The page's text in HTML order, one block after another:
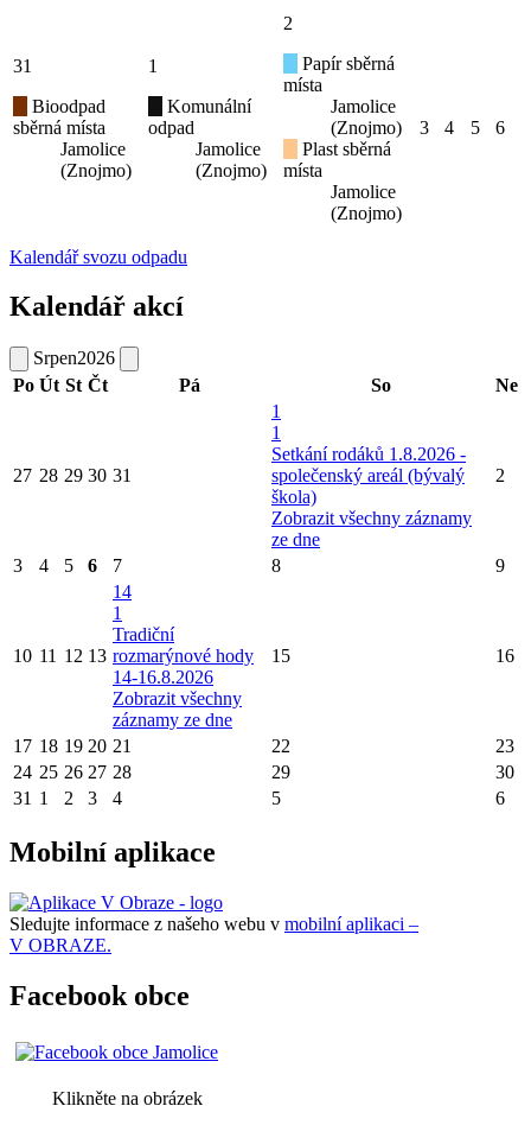
31
Bioodpad
sběrná místa
Jamolice
(Znojmo)
1
Komunální
odpad
Jamolice
(Znojmo)
2
Papír sběrná
místa
Jamolice
(Znojmo)
Plast sběrná
místa
Jamolice
(Znojmo)
3 4 5 6
Kalendář svozu odpadu
Kalendář akcí
Srpen2026
Po Út St Čt Pá So Ne
27 28 29 30 31
1
1
Setkání rodáků 1.8.2026 -
společenský areál (bývalý
škola)
Zobrazit všechny záznamy
ze dne
2
3 4 5 6 7 8 9
10 11 12 13
14
1
Tradiční
rozmarýnové hody
14-16.8.2026
Zobrazit všechny
záznamy ze dne
15 16
17 18 19 20 21 22
23
24 25 26 27 28 29
30
31 1 2 3 4 5 6
Mobilní aplikace
Sledujte informace z našeho webu v mobilní aplikaci –
V OBRAZE.
Facebook obce
Klikněte na obrázek